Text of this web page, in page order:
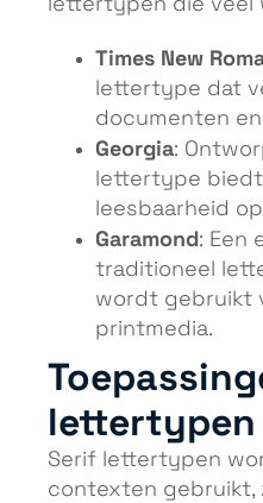
lettertypen die veel
Times New
lettertype dat
documenten
Georgia:
lettertype
leesbaarheid
Garamond: Een
traditioneel
wordt gebruikt
printmedia.
lettertypen
Serif lettertypen
contexten gebruikt,